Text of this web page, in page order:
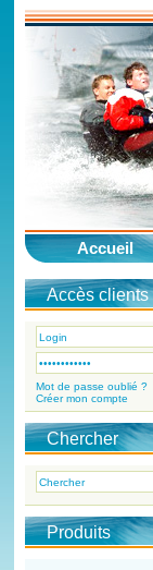
Accueil
Accès clients
Mot de passe oublié ?
Créer mon compte
Chercher
Produits